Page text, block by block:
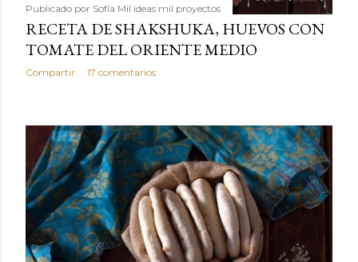
Publicado por Sofía Mil ideas mil proyectos
RECETA DE SHAKSHUKA, HUEVOS CON
TOMATE DEL ORIENTE MEDIO
Compartir 17 comentarios